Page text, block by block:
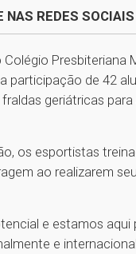
NAS REDES SOCIAIS
Presbiteriana
participação de 42
geriátricas
os esportistas
ao realizarem
e estamos aqui
e